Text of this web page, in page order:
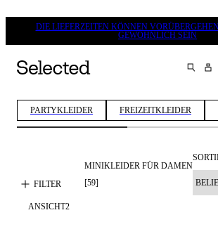
DIE LIEFERZEITEN KÖNNEN
GEWÖHNLICH SEIN
SUCHEN
PARTYKLEIDER FREIZEITKLEIDER
FILTER
MINIKLEIDER FÜR DAMEN
[59]
ANSICHT2